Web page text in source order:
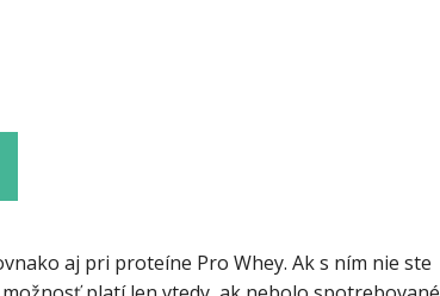
aj pri proteíne Pro Whey. Ak s ním nie ste